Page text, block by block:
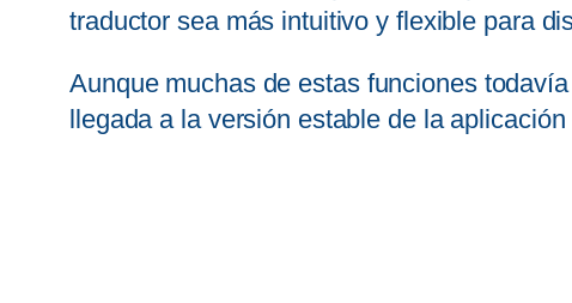
traductor sea más intuitivo y flexible para
Aunque muchas de estas funciones
llegada a la versión estable de la